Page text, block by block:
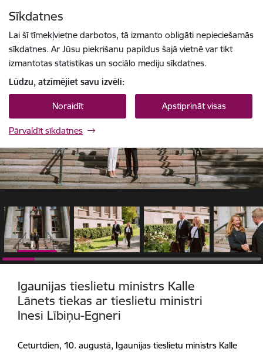
Sīkdatnes
Lai šī tīmekļvietne darbotos, tā izmanto obligāti nepieciešamās
sīkdatnes. Ar Jūsu piekrišanu papildus šajā vietnē var tikt
izmantotas statistikas un sociālo mediju sīkdatnes.
Lūdzu, atzīmējiet savu izvēli:
Noraidīt Apstiprināt visas
Pārvaldīt sīkdatnes
1 / 30
Igaunijas tieslietu ministrs Kalle
Lānets tiekas ar tieslietu ministri
Inesi Lībiņu-Egneri
Ceturtdien, 10. augustā, Igaunijas tieslietu ministrs Kalle